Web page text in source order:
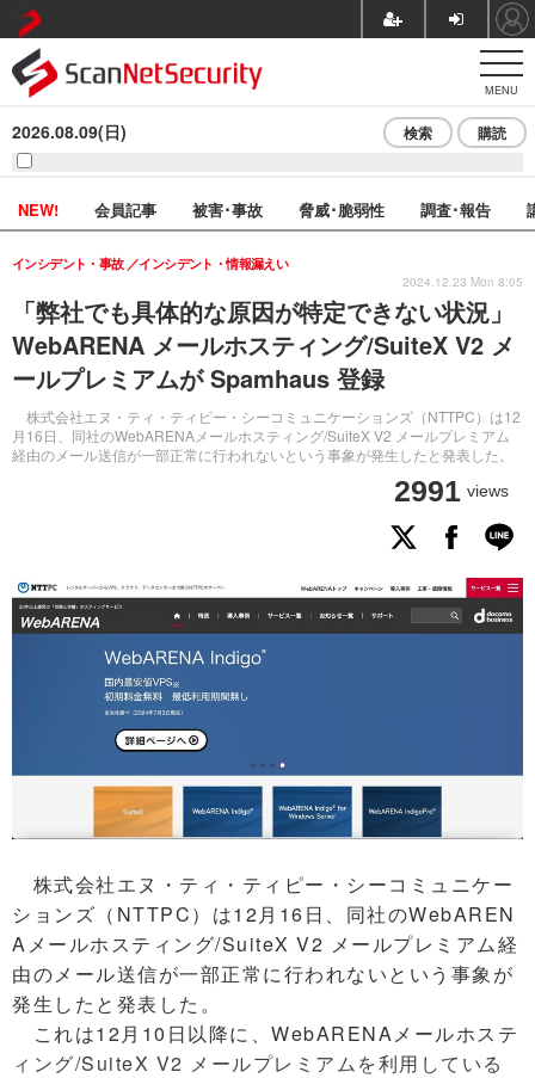
MENU
2026.08.09(日) 検索 購読
NEW! 会員記事 被害･事故 脅威･脆弱性 調査･報告
「弊社でも具体的な原因が特定できない状況」
WebARENA メールホスティング/SuiteX V2 メ
ールプレミアムが Spamhaus 登録
株式会社エヌ・ティ・ティピー・シーコミュニケーションズ（NTTPC）は12
月16日、同社のWebARENAメールホスティング/SuiteX V2 メールプレミアム
経由のメール送信が一部正常に行われないという事象が発生したと発表した。
インシデント・事故 インシデント・情報漏えい
2991 views
2024.12.23 Mon 8:05
株式会社エヌ・ティ・ティピー・シーコミュニケー
ションズ（NTTPC）は12月16日、同社のWebAREN
Aメールホスティング/SuiteX V2 メールプレミアム経
由のメール送信が一部正常に行われないという事象が
発生したと発表した。
これは12月10日以降に、WebARENAメールホステ
ィング/SuiteX V2 メールプレミアムを利用している